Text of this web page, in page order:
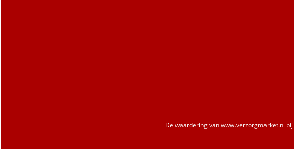
De waardering vanwww.verzorgmarket.nl bij